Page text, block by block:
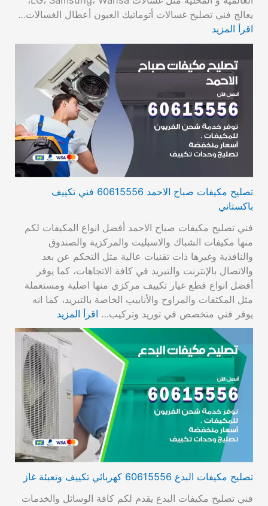
يعالج فني تصليح غسالات أتوماتيك العيون أعطال الغسالات…
اقرأ المزيد
تصليح مكيفات صباح الاحمد 60615556 فني تكييف
باكستاني
فني تصليح مكيفات صباح الاحمد أفضل انواع المكيفات لكم
منها مكيفات الشباك والاسبليت والمركزية والصندوق
والنافذية وغيرها ذات تقنيات عالية مثل التحكم عن بعد
والاتصال بالإنترنت والتبريد في كافة الاتجاهات، كما يوفر
أفضل انواع قطع غيار تكييف مركزي منها اصلية ومستعملة
مثل المكثفات والمراوح والأنابيب الخاصة بالتبريد، كما انه
يوفر فني متخصص في توريد وتركيب… اقرأ المزيد
تصليح مكيفات البدع 60615556 كهربائي تكييف وتعبئة غاز
فني تصليح مكيفات البدع يقدم لكم كافة الوسائل والخدمات